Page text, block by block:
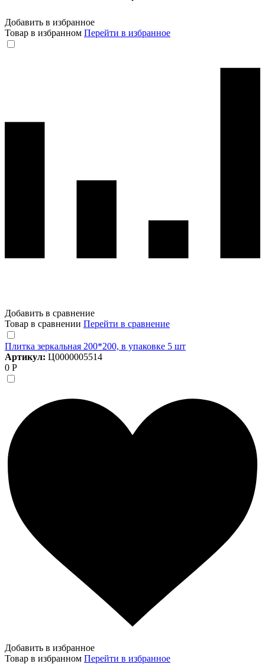
Добавить в избранное
Товар в избранном Перейти в избранное
Добавить в сравнение
Товар в сравнении Перейти в сравнение
Плитка зеркальная 200*200, в упаковке 5 шт
Артикул: Ц0000005514
0 Р
Добавить в избранное
Товар в избранном Перейти в избранное